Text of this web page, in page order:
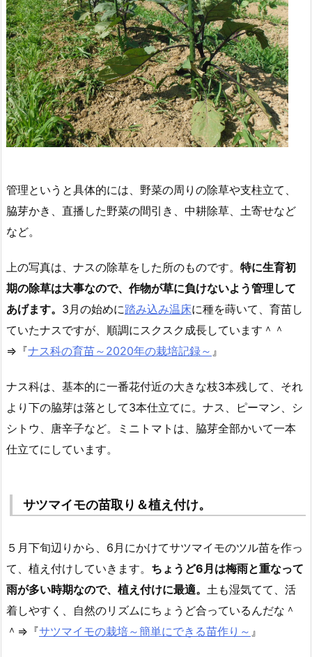
管理というと具体的には、野菜の周りの除草や支柱立て、
脇芽かき、直播した野菜の間引き、中耕除草、土寄せなど
など。
上の写真は、ナスの除草をした所のものです。 特に生育初
期の除草は大事なので、作物が草に負けないよう管理して
あげます。 3月の始めに踏み込み温床に種を蒔いて、育苗し
ていたナスですが、順調にスクスク成長しています＾＾
⇒『ナス科の育苗～2020年の栽培記録～ 』
ナス科は、基本的に一番花付近の大きな枝3本残して、それ
より下の脇芽は落として3本仕立てに。ナス、ピーマン、シ
シトウ、唐辛子など。ミニトマトは、脇芽全部かいて一本
仕立てにしています。
サツマイモの苗取り＆植え付け。
５月下旬辺りから、6月にかけてサツマイモのツル苗を作っ
て、植え付けしていきます。 ちょうど6月は梅雨と重なって
雨が多い時期なので、植え付けに最適。 土も湿気てて、活
着しやすく、自然のリズムにちょうど合っているんだな＾
＾⇒『サツマイモの栽培～簡単にできる苗作り～ 』